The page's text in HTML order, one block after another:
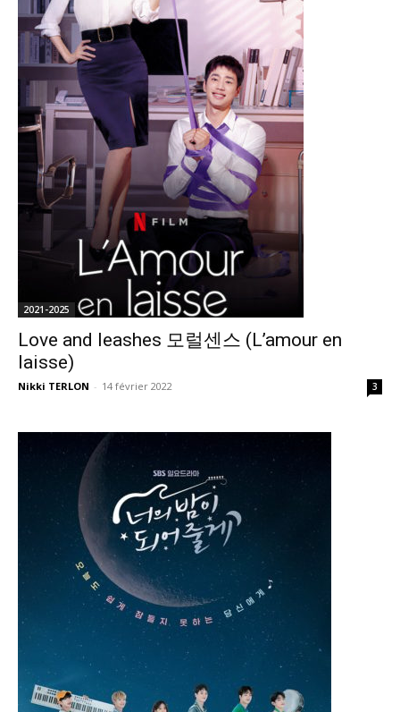
2021-2025
Love and leashes 모럴센스 (L’amour en
laisse)
Nikki TERLON - 14 février 2022 3